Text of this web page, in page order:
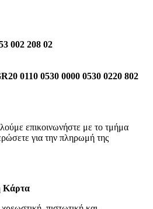
002 208 02
0110 0530 0000 0530 0220 802
επικοινωνήστε με το τμήμα
για την πληρωμή της
Κάρτα